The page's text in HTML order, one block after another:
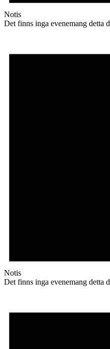
Notis
Det finns inga evenemang detta
Notis
Det finns inga evenemang detta